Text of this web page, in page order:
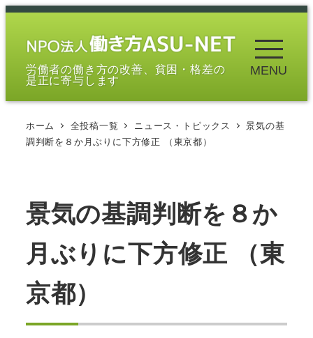
メ
労働者の働き方の改善、貧困・格差の
是正に寄与します
MENU
ホーム 全投稿一覧 ニュース・トピックス
景気の基
調判断を８か月ぶりに下方修正 （東京都）
景気の基調判断を８か
月ぶりに下方修正 （東
京都）